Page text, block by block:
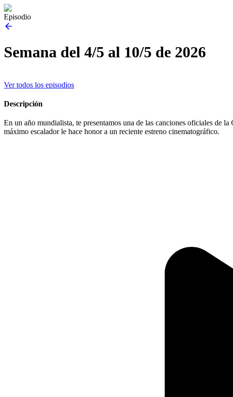
Episodio
Semana del 4/5 al 10/5 de 2026
Ver todos los episodios
Descripción
En un año mundialista, te presentamos una de las canciones oficiales de
máximo escalador le hace honor a un reciente estreno cinematográfico.